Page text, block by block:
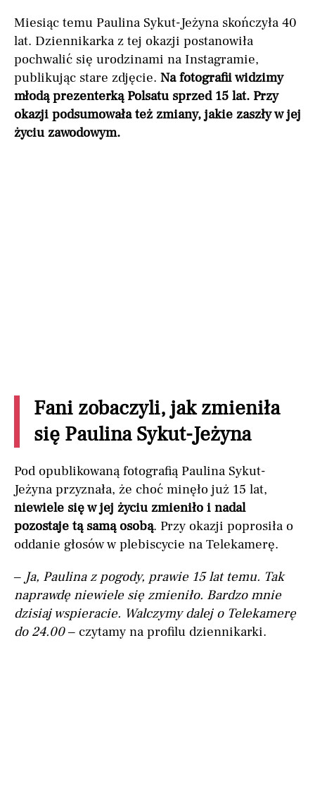
Miesiąc temu Paulina Sykut-Jeżyna skończyła 40
lat. Dziennikarka z tej okazji postanowiła
pochwalić się urodzinami na Instagramie,
publikując stare zdjęcie. Na fotografii widzimy
młodą prezenterką Polsatu sprzed 15 lat. Przy
okazji podsumowała też zmiany, jakie zaszły w jej
życiu zawodowym.
Fani zobaczyli, jak zmieniła
się Paulina Sykut-Jeżyna
Pod opublikowaną fotografią Paulina Sykut-
Jeżyna przyznała, że choć minęło już 15 lat,
niewiele się w jej życiu zmieniło i nadal
pozostaje tą samą osobą. Przy okazji poprosiła o
oddanie głosów w plebiscycie na Telekamerę.
– Ja, Paulina z pogody, prawie 15 lat temu. Tak
naprawdę niewiele się zmieniło. Bardzo mnie
dzisiaj wspieracie. Walczymy dalej o Telekamerę
do 24.00– czytamy na profilu dziennikarki.